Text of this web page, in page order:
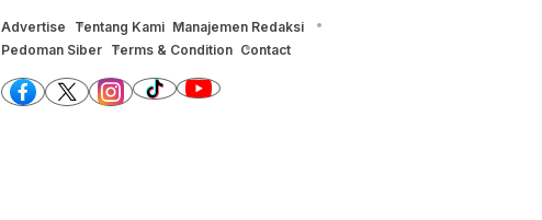
Advertise Tentang Kami Manajemen Redaksi
Pedoman Siber Terms & Condition Contact